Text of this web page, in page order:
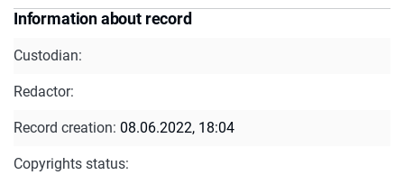
Information about record
Custodian:
Redactor:
Record creation: 08.06.2022, 18:04
Copyrights status: